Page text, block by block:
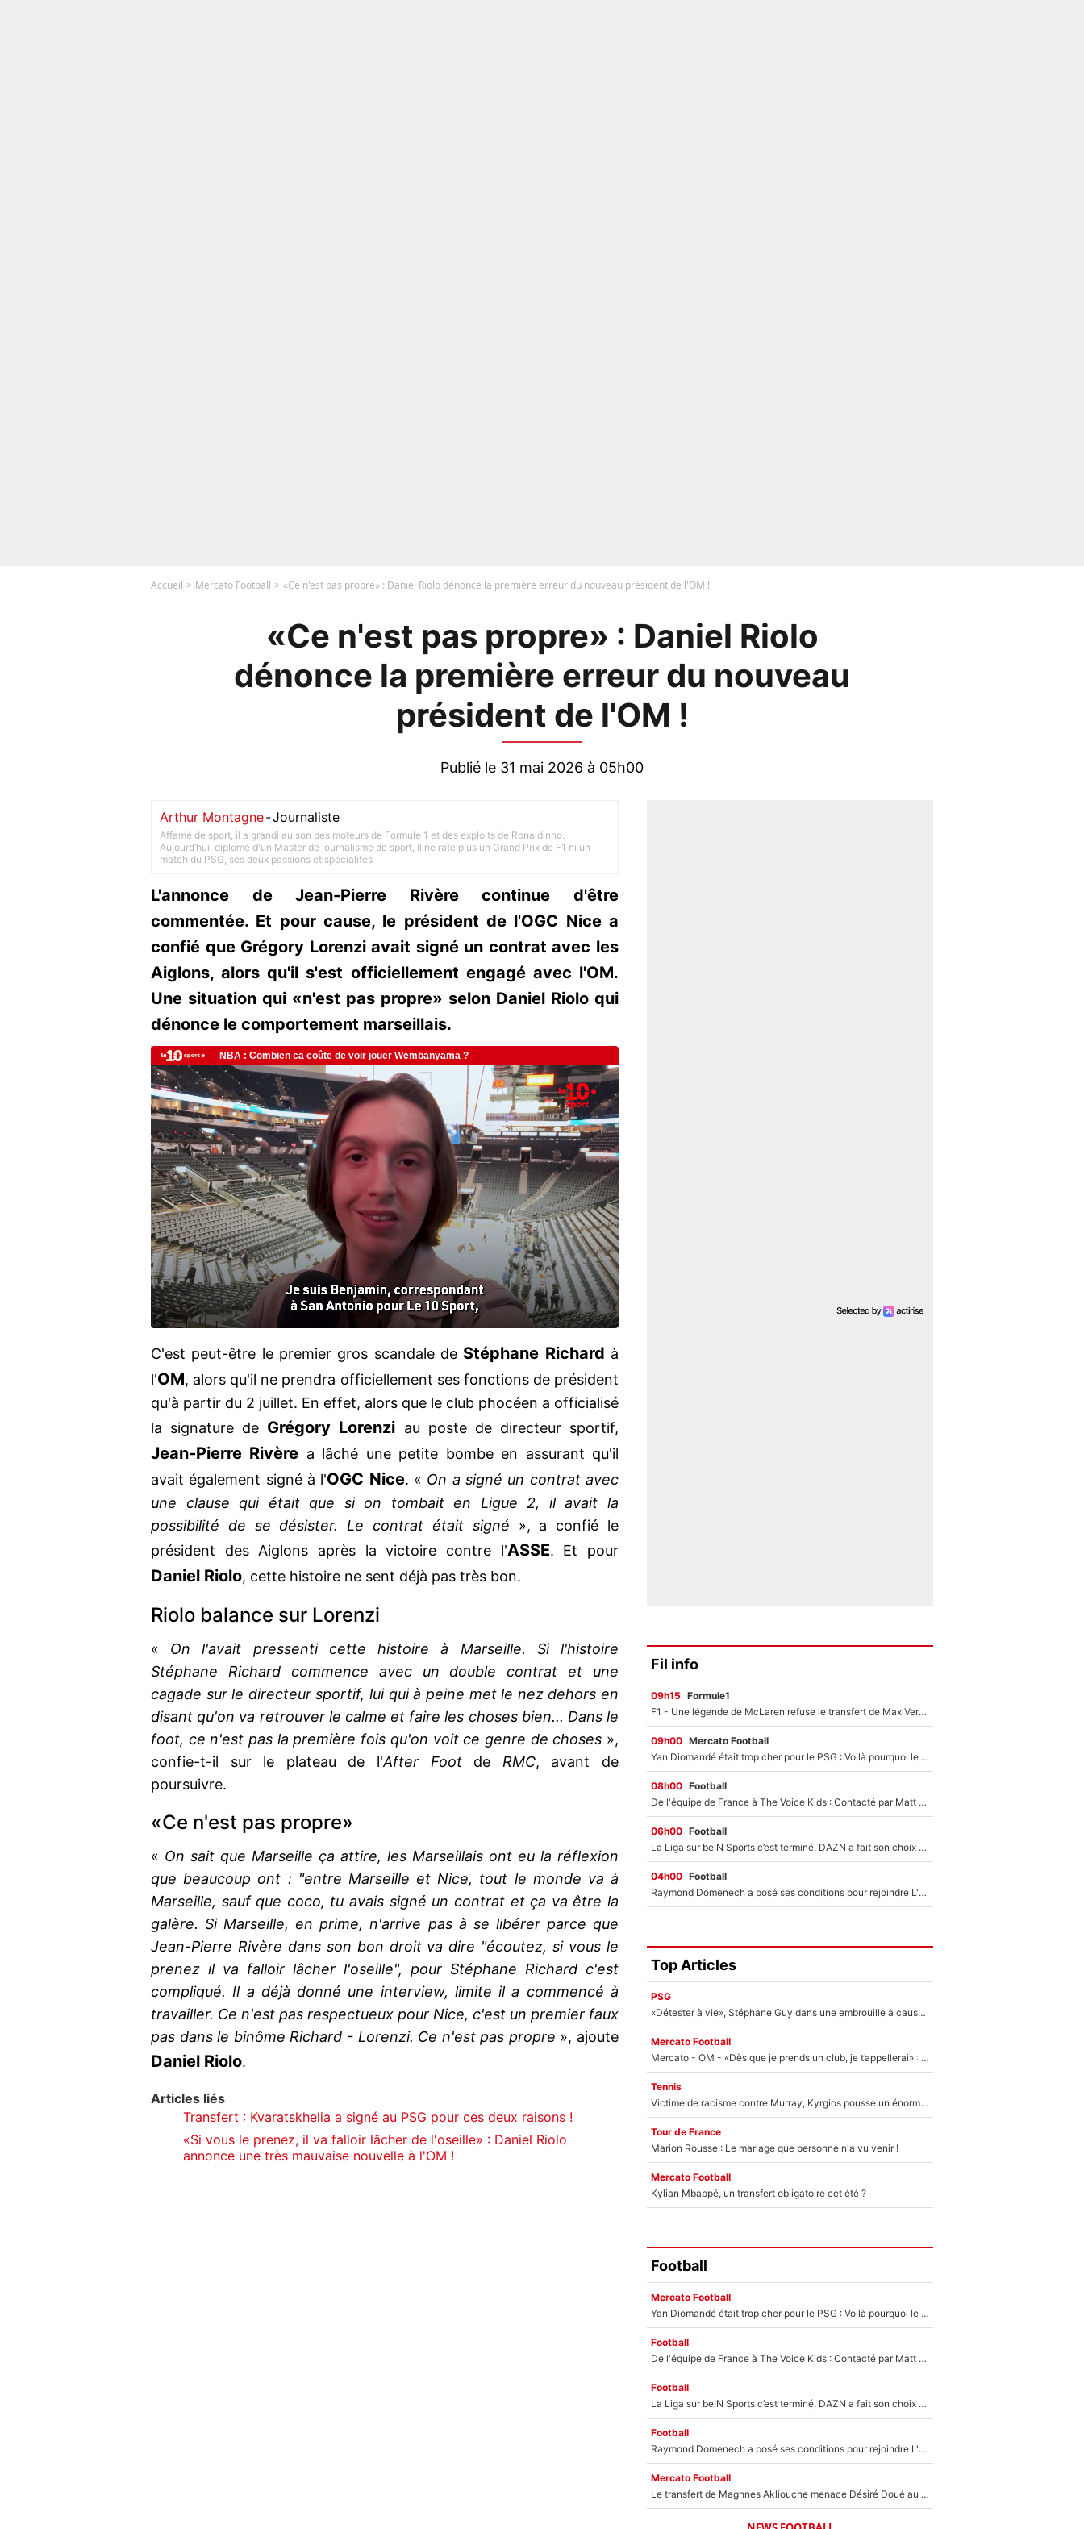
Accueil Mercato Football «Ce n'est pas propre» : Daniel Riolo dénonce la première erreur du nouveau président de l'OM !
«Ce n'est pas propre» : Daniel Riolo
dénonce la première erreur du nouveau
président de l'OM !
Publié le 31 mai 2026 à 05h00
Arthur Montagne-Journaliste
Affamé de sport, il a grandi au son des moteurs de Formule 1 et des exploits de Ronaldinho.
Aujourd’hui, diplomé d'un Master de journalisme de sport, il ne rate plus un Grand Prix de F1 ni un
match du PSG, ses deux passions et spécialités
L'annonce de Jean-Pierre Rivère continue d'être
commentée. Et pour cause, le président de l'OGC Nice a
confié que Grégory Lorenzi avait signé un contrat avec les
Aiglons, alors qu'il s'est officiellement engagé avec l'OM.
Une situation qui «n'est pas propre» selon Daniel Riolo qui
dénonce le comportement marseillais.
C'est peut-être le premier gros scandale de Stéphane Richard à
l'OM, alors qu'il ne prendra officiellement ses fonctions de président
qu'à partir du 2 juillet. En effet, alors que le club phocéen a officialisé
la signature de Grégory Lorenzi au poste de directeur sportif,
Jean-Pierre Rivère a lâché une petite bombe en assurant qu'il
avait également signé à l'OGC Nice. « On a signé un contrat avec
une clause qui était que si on tombait en Ligue 2, il avait la
possibilité de se désister. Le contrat était signé », a confié le
président des Aiglons après la victoire contre l'ASSE. Et pour
Daniel Riolo, cette histoire ne sent déjà pas très bon.
Riolo balance sur Lorenzi
« On l'avait pressenti cette histoire à Marseille. Si l'histoire
Stéphane Richard commence avec un double contrat et une
cagade sur le directeur sportif, lui qui à peine met le nez dehors en
disant qu'on va retrouver le calme et faire les choses bien... Dans le
foot, ce n'est pas la première fois qu'on voit ce genre de choses »,
confie-t-il sur le plateau de l'After Footde RMC, avant de
poursuivre.
«Ce n'est pas propre»
« On sait que Marseille ça attire, les Marseillais ont eu la réflexion
que beaucoup ont : "entre Marseille et Nice, tout le monde va à
Marseille, sauf que coco, tu avais signé un contrat et ça va être la
galère. Si Marseille, en prime, n'arrive pas à se libérer parce que
Jean-Pierre Rivère dans son bon droit va dire "écoutez, si vous le
prenez il va falloir lâcher l'oseille", pour Stéphane Richard c'est
compliqué. Il a déjà donné une interview, limite il a commencé à
travailler. Ce n'est pas respectueux pour Nice, c'est un premier faux
pas dans le binôme Richard - Lorenzi. Ce n'est pas propre », ajoute
Daniel Riolo.
Articles liés
Transfert : Kvaratskhelia a signé au PSG pour ces deux raisons !
«Si vous le prenez, il va falloir lâcher de l'oseille» : Daniel Riolo
annonce une très mauvaise nouvelle à l'OM !
Fil info
09h15 Formule1
F1 - Une légende de McLaren refuse le transfert de Max Verstappen qui pourrait «faire des vagues» et plomber l'ambiance dans l'équipe
09h00 Mercato Football
Yan Diomandé était trop cher pour le PSG : Voilà pourquoi le Real Madrid a accepté de payer la somme record de 140M€ pour boucler son transfert !
08h00 Football
De l'équipe de France à The Voice Kids : Contacté par Matt Pokora, Kylian Mbappé a accepté de jouer un rôle inédit sur TF1 !
06h00 Football
La Liga sur beIN Sports c’est terminé, DAZN a fait son choix pour Benjamin Da Silva et Omar Da Fonseca !
04h00 Football
Raymond Domenech a posé ses conditions pour rejoindre L'EQUIPE du Soir : Il refuse de faire l'émission avec un autre chroniqueur !
Top Articles
PSG
«Détester à vie», Stéphane Guy dans une embrouille à cause du PSG !
Mercato Football
Mercato - OM - «Dès que je prends un club, je t’appellerai» : La promesse de Marcelino au moment de claquer la porte
Tennis
Victime de racisme contre Murray, Kyrgios pousse un énorme coup de gueule !
Tour de France
Marion Rousse : Le mariage que personne n'a vu venir !
Mercato Football
Kylian Mbappé, un transfert obligatoire cet été ?
Football
Mercato Football
Yan Diomandé était trop cher pour le PSG : Voilà pourquoi le Real Madrid a accepté de payer la somme record de 140M€ pour boucler son transfert !
Football
De l'équipe de France à The Voice Kids : Contacté par Matt Pokora, Kylian Mbappé a accepté de jouer un rôle inédit sur TF1 !
Football
La Liga sur beIN Sports c’est terminé, DAZN a fait son choix pour Benjamin Da Silva et Omar Da Fonseca !
Football
Raymond Domenech a posé ses conditions pour rejoindre L'EQUIPE du Soir : Il refuse de faire l'émission avec un autre chroniqueur !
Mercato Football
Le transfert de Maghnes Akliouche menace Désiré Doué au PSG : «Je valide à 200%»